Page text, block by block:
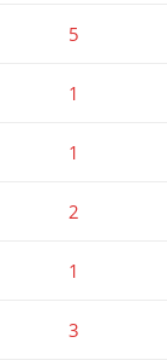
5
1
1
2
1
3